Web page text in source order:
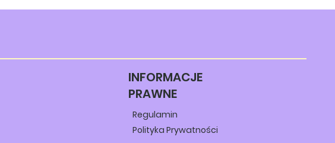
INFORMACJE
PRAWNE
Regulamin
Polityka Prywatności